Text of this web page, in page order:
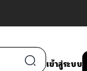
เข้าสู่ระบบ